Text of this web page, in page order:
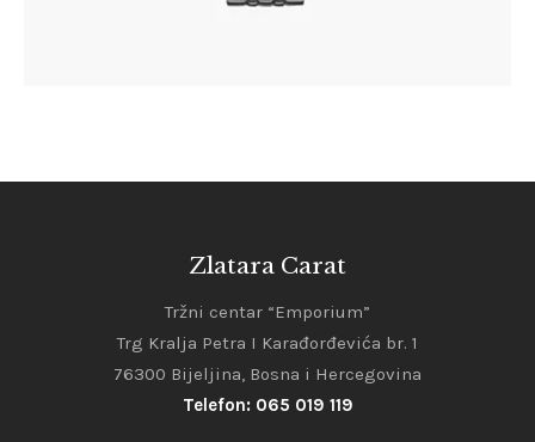
Zlatara Carat
Tržni centar “Emporium”
Trg Kralja Petra I Karađorđevića br. 1
76300 Bijeljina, Bosna i Hercegovina
Telefon: 065 019 119